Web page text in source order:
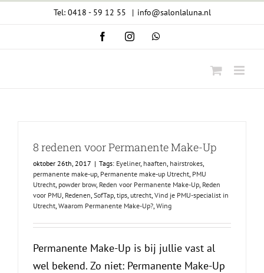
Tel: 0418 - 59 12 55 | info@salonlaluna.nl
FacebookInstagramWhatsApp
8 redenen voor Permanente Make-Up
oktober 26th, 2017 | Tags: Eyeliner, haaften hairstrokes
permanente make-up Permanente make-up Utrecht PMU
Utrecht powder brow, Reden voor Permanente Make-Up Reden
voor PMU Redenen SofTap tips utrecht Vind je PMU-specialist in
Utrecht Waarom Permanente Make-Up? Wing
Permanente Make-Up is bij jullie vast al
wel bekend. Zo niet: Permanente Make-Up